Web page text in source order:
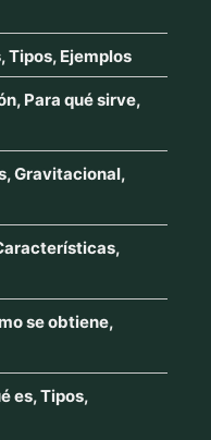
Tipos, Ejemplos
Para qué sirve,
Gravitacional,
se obtiene,
es, Tipos,